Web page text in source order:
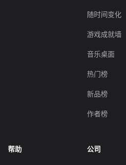
随时间变化
游戏成就墙
音乐桌面
热门榜
新品榜
作者榜
帮助 公司